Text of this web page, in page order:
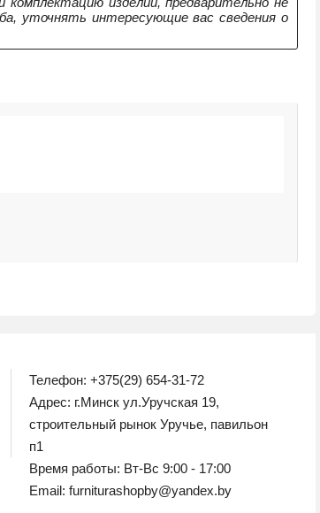
уточнять интересующие вас сведения о
Телефон: +375(29) 654-31-72
Адрес: г.Минск ул.Уручская 19,
строительный рынок Уручье, павильон
п1
Время работы: Вт-Вс 9:00 - 17:00
Email: furniturashopby@yandex.by